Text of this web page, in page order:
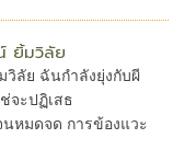
ยิ้มวิลัย
วิลัย ฉันกำลังยุ่งกับผี
จะปฏิเสธ
หมดจด การข้องแวะ